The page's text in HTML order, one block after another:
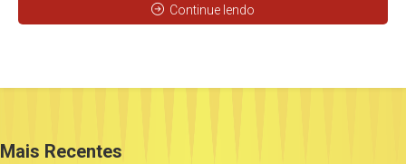
Continue lendo
Mais Recentes